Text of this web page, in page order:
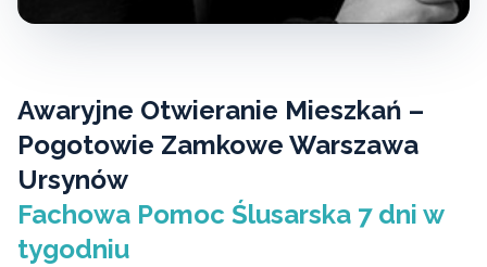
Awaryjne Otwieranie Mieszkań –
Pogotowie Zamkowe Warszawa
Ursynów
Fachowa Pomoc Ślusarska 7 dni w
tygodniu